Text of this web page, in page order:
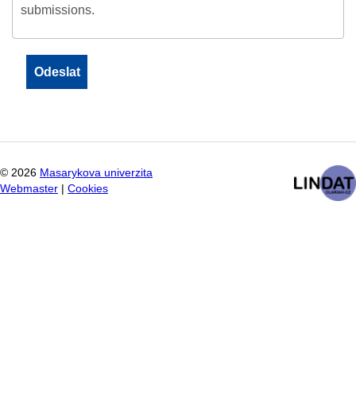
submissions.
© 2026 Masarykova univerzita
Webmaster
Cookies